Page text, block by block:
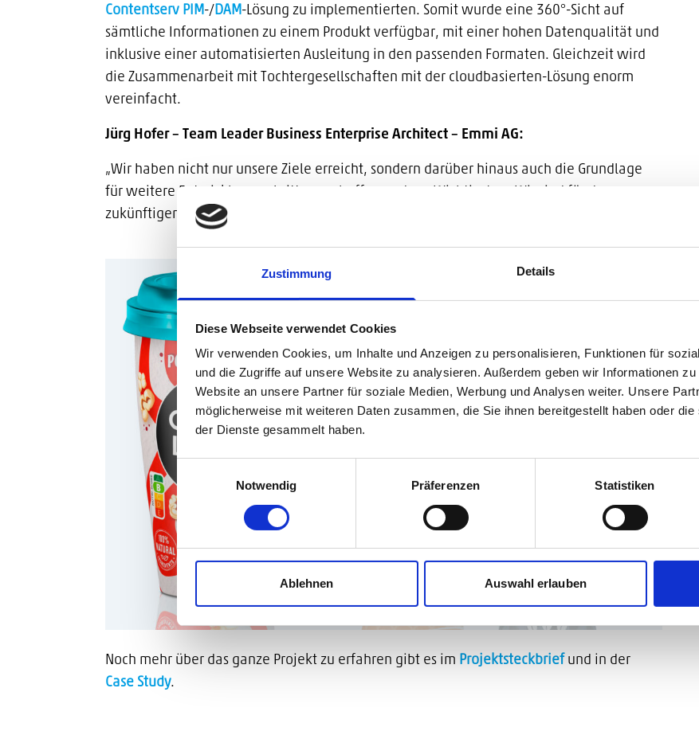
Zustimmung Details
Diese Webseite verwendet Cookies
Wir verwenden Cookies, um Inhalte und Anzeigen zu personalisieren, Funktionen für
und die Zugriffe auf unsere Website zu analysieren. Außerdem geben wir Informationen
Website an unsere Partner für soziale Medien, Werbung und Analysen weiter. Unsere
möglicherweise mit weiteren Daten zusammen, die Sie ihnen bereitgestellt haben oder
der Dienste gesammelt haben.
Notwendig
Präferenzen Statistiken
Ablehnen Auswahl erlauben
Search for:
Contentserv PIM-/DAM-Lösung zu implementierten. Somit wurde eine 360°-Sicht auf
sämtliche Informationen zu einem Produkt verfügbar, mit einer hohen Datenqualität und
inklusive einer automatisierten Ausleitung in den passenden Formaten. Gleichzeit wird
die Zusammenarbeit mit Tochtergesellschaften mit der cloudbasierten-Lösung enorm
vereinfacht.
Jürg Hofer – Team Leader Business Enterprise Architect – Emmi AG:
„Wir haben nicht nur unsere Ziele erreicht, sondern darüber hinaus auch die Grundlage
für weitere Entwicklungsschritte geschaffen und am Wichtigsten: Wir sind für den
zukünftigen Handel gerüstet. Wir sind rundum zufrieden mit unserer Partnerwahl“.
Noch mehr über das ganze Projekt zu erfahren gibt es im Projektsteckbrief und in der
Case Study.